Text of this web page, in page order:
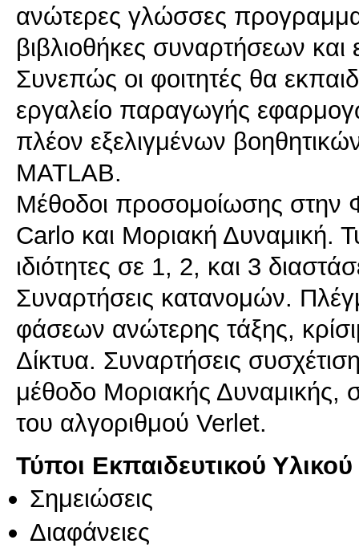
ανώτερες γλώσσες
βιβλιοθήκες συναρτήσεων
Συνεπώς οι φοιτητές θα
εργαλείο παραγωγής
πλέον εξελιγμένων
MATLAB.
Μέθοδοι προσομοίωσης στην
Carlo και Μοριακή Δυναμική.
ιδιότητες σε 1, 2, και 3
Συναρτήσεις κατανομών.
φάσεων ανώτερης τάξης,
Δίκτυα. Συναρτήσεις
μέθοδο Μοριακής Δυναμικής,
του αλγοριθμού Verlet.
Τύποι Εκπαιδευτικού Υλικού
Σημειώσεις
Διαφάνειες